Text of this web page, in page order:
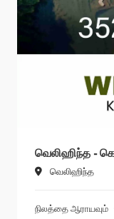
வெலிஹிந்த -
வெலிஹிந்த
நிலத்தை ஆராயவும்